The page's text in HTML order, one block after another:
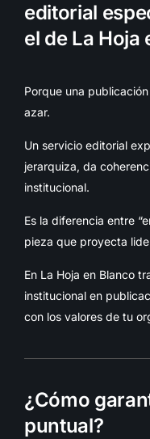
editorial
el de La Hoja
Porque una
azar.
Un servicio editorial
jerarquiza, da
institucional.
Es la diferencia entre
pieza que proyecta
En La Hoja en Blanco
institucional en
con los valores de tu
¿Cómo
puntual?